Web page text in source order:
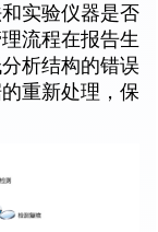
实验仪器是否
流程在报告生
析结构的错误
重新处理，保